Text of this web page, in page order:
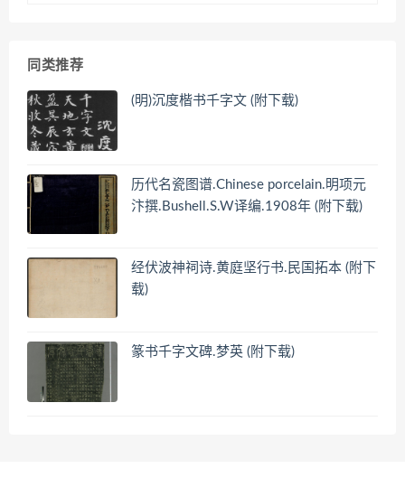
同类推荐
(明)沉度楷书千字文 (附下载)
历代名瓷图谱.Chinese porcelain.明项元
汴撰.Bushell.S.W译编.1908年 (附下载)
经伏波神祠诗.黄庭坚行书.民国拓本 (附下
载)
篆书千字文碑.梦英 (附下载)